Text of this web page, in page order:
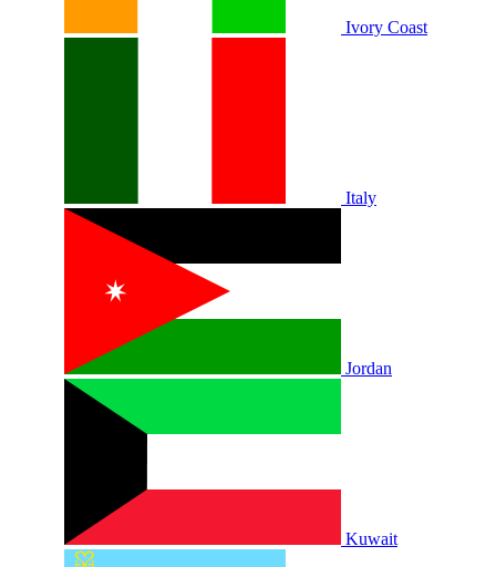
Ivory Coast
Italy
Jordan
Kuwait